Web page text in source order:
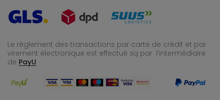
Le règlement des transactions par carte de crédit et par
virement électronique est effectué są par l’intermédiaire
de PayU